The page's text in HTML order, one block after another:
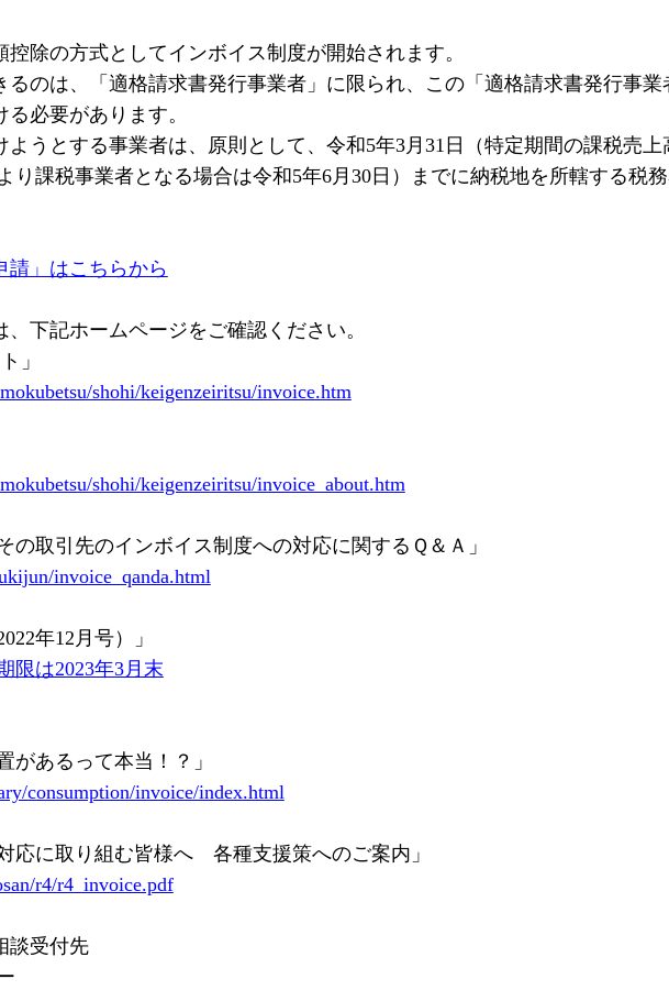
除の方式としてインボイス制度が開始されます。
のは、「適格請求書発行事業者」に限られ、この「適格請求書発行事業
必要があります。
ようとする事業者は、原則として、令和5年3月31日（特定期間の課税売
り課税事業者となる場合は令和5年6月30日）までに納税地を所轄する税
請」はこちらから
下記ホームページをご確認ください。
」
shohi/keigenzeiritsu/invoice.htm
shohi/keigenzeiritsu/invoice_about.htm
取引先のインボイス制度への対応に関するＱ＆Ａ」
invoice_qanda.html
年12月号）」
限は2023年3月末
あるって本当！？」
consumption/invoice/index.html
応に取り組む皆様へ 各種支援策へのご案内」
r4/r4_invoice.pdf
談受付先